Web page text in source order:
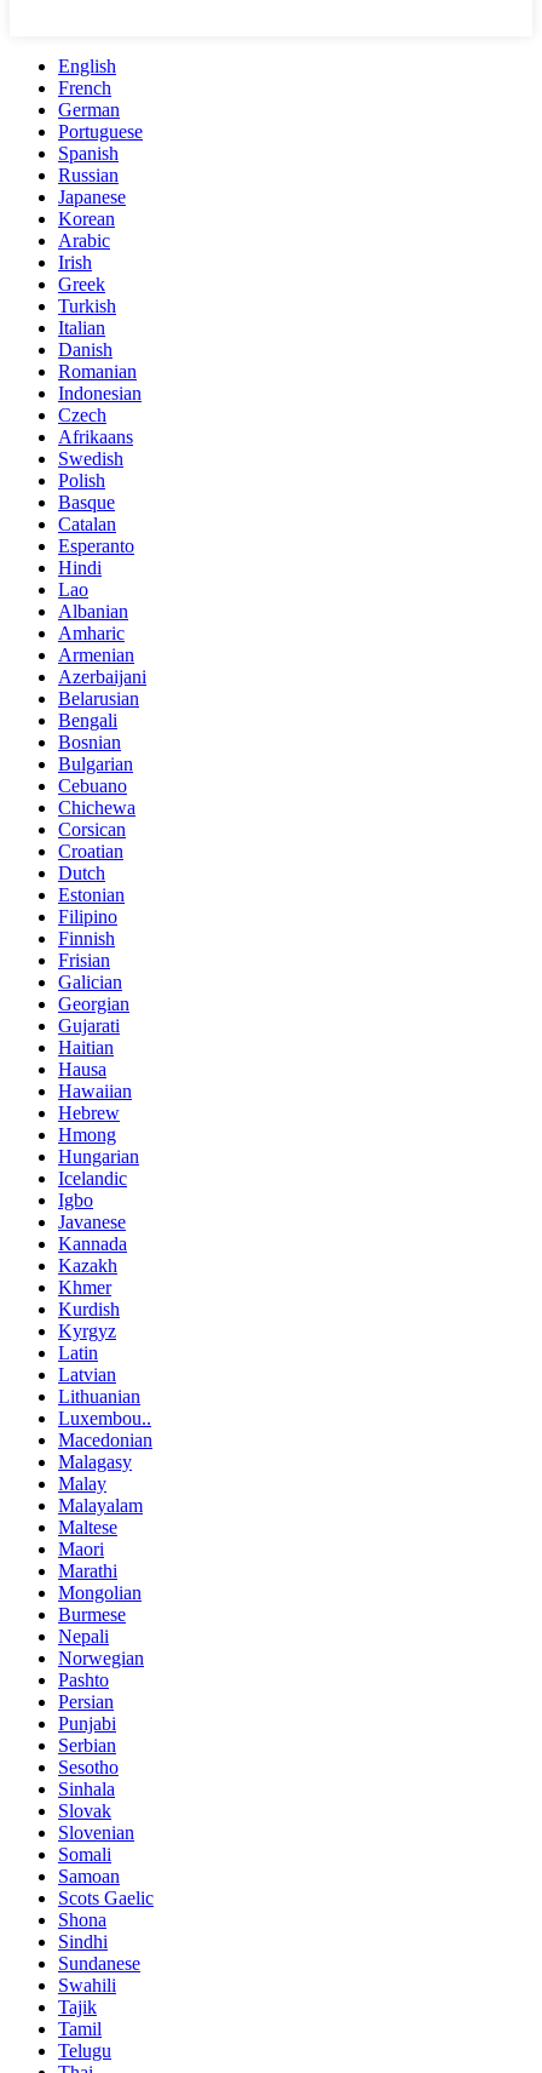
English
French
German
Portuguese
Spanish
Russian
Japanese
Korean
Arabic
Irish
Greek
Turkish
Italian
Danish
Romanian
Indonesian
Czech
Afrikaans
Swedish
Polish
Basque
Catalan
Esperanto
Hindi
Lao
Albanian
Amharic
Armenian
Azerbaijani
Belarusian
Bengali
Bosnian
Bulgarian
Cebuano
Chichewa
Corsican
Croatian
Dutch
Estonian
Filipino
Finnish
Frisian
Galician
Georgian
Gujarati
Haitian
Hausa
Hawaiian
Hebrew
Hmong
Hungarian
Icelandic
Igbo
Javanese
Kannada
Kazakh
Khmer
Kurdish
Kyrgyz
Latin
Latvian
Lithuanian
Luxembou..
Macedonian
Malagasy
Malay
Malayalam
Maltese
Maori
Marathi
Mongolian
Burmese
Nepali
Norwegian
Pashto
Persian
Punjabi
Serbian
Sesotho
Sinhala
Slovak
Slovenian
Somali
Samoan
Scots Gaelic
Shona
Sindhi
Sundanese
Swahili
Tajik
Tamil
Telugu